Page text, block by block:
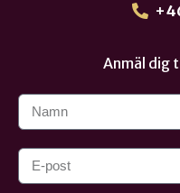
Anmäl dig